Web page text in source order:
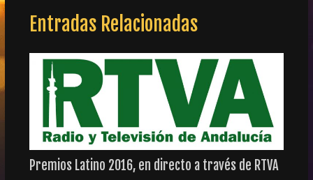
Entradas Relacionadas
Premios Latino 2016, en directo a través de RTVA